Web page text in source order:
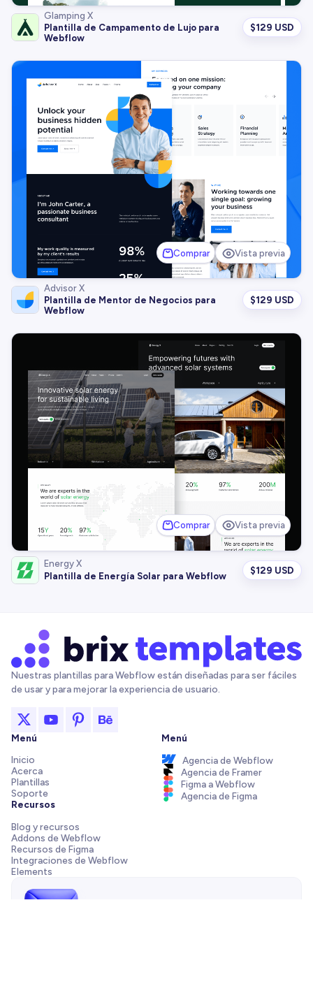
Glamping X
Plantilla de Campamento de Lujo para
Webflow
$129 USD
Comprar Vista previa
Advisor X
Plantilla de Mentor de Negocios para
Webflow
$129 USD
Comprar Vista previa
Energy X
Plantilla de Energía Solar para Webflow
$129 USD
Nuestras plantillas para Webflow están diseñadas para ser fáciles
de usar y para mejorar la experiencia de usuario.
Menú
Inicio
Acerca
Plantillas
Soporte
Recursos
Blog y recursos
Addons de Webflow
Recursos de Figma
Integraciones de Webflow
Elements
Menú
Agencia de Webflow
Agencia de Framer
Figma a Webflow
Agencia de Figma